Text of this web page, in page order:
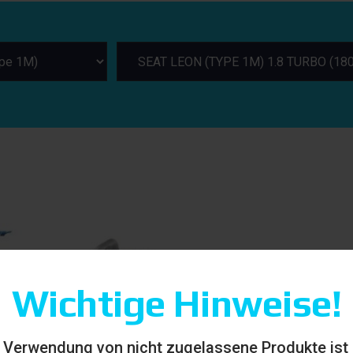
Wichtige Hinweise!
Verwendung von nicht zugelassene Produkte ist